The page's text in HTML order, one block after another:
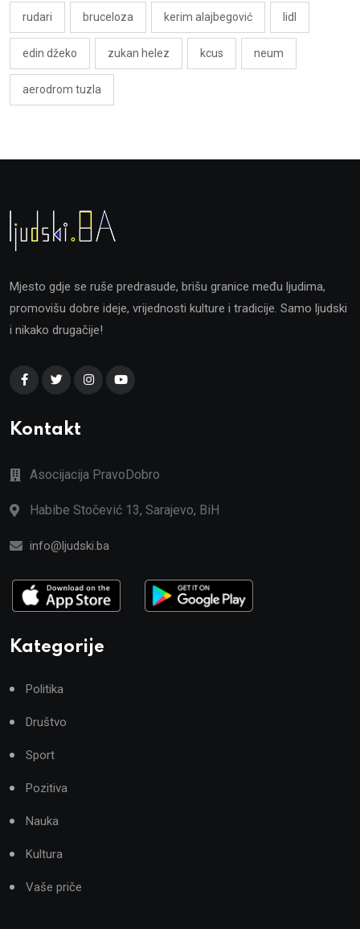
rudari bruceloza kerim alajbegović lidl
edin džeko zukan helez kcus neum
aerodrom tuzla
Mjesto gdje se ruše predrasude, brišu granice među ljudima,
promovišu dobre ideje, vrijednosti kulture i tradicije. Samo ljudski
i nikako drugačije!
Kontakt
Asocijacija PravoDobro
Habibe Stočević 13, Sarajevo, BiH
info@ljudski.ba
Kategorije
Politika
Društvo
Sport
Pozitiva
Nauka
Kultura
Vaše priče